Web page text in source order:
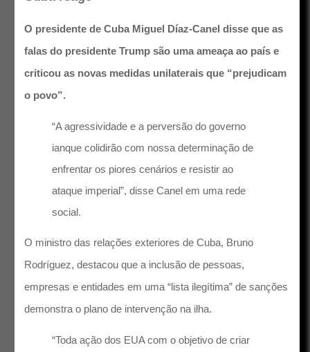
O presidente de Cuba Miguel Díaz-Canel disse que as
falas do presidente Trump são uma ameaça ao país e
criticou as novas medidas unilaterais que “prejudicam
o povo”.
“A agressividade e a perversão do governo
ianque colidirão com nossa determinação de
enfrentar os piores cenários e resistir ao
ataque imperial”, disse Canel em uma rede
social.
O ministro das relações exteriores de Cuba, Bruno
Rodríguez, destacou que a inclusão de pessoas,
empresas e entidades em uma “lista ilegítima” de sanções
demonstra o plano de intervenção na ilha.
“Toda ação dos EUA com o objetivo de criar